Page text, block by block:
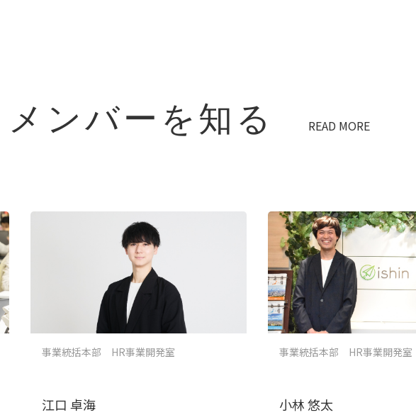
メンバーを知る READ MORE
事業統括本部 HR事業開発室
江口 卓海
事業統括本部 HR事業開発室
小林 悠太